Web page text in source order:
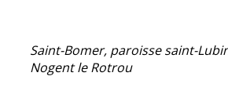
Saint-Bomer, paroisse saint-
Nogent le Rotrou